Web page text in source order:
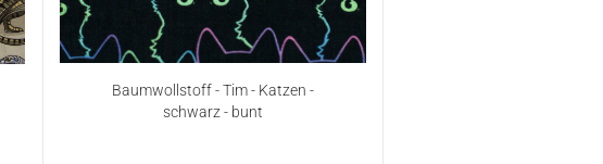
Baumwollstoff - Tim - Katzen -
schwarz - bunt